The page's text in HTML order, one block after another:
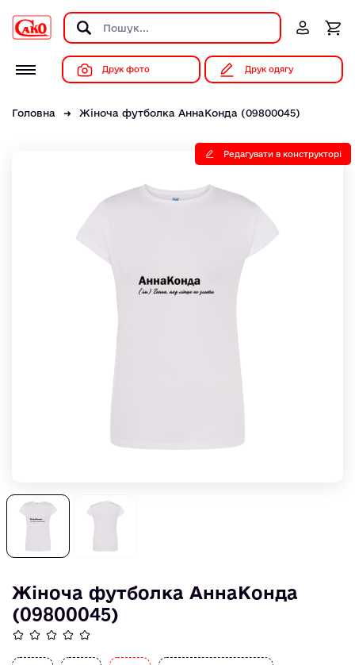
Друк фото Друк одягу
Головна Жіноча футболка АннаКонда (09800045)
Редагувати в конструкторі
Жіноча футболка АннаКонда
(09800045)